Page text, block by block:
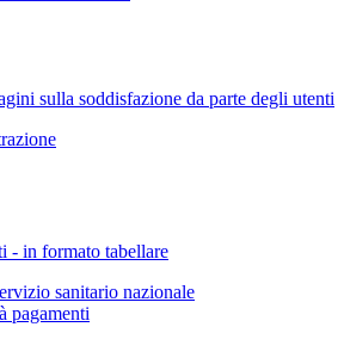
sulla soddisfazione da parte degli utenti
- in formato tabellare
sanitario nazionale
pagamenti